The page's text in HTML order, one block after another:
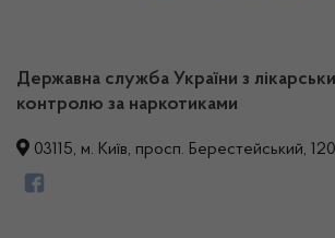
Державна служба України з
контролю за наркотиками
03115, м. Київ, просп. Берестейський,